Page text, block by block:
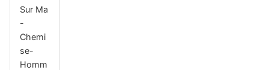
Sur Ma
-
Chemi
se-
Homm